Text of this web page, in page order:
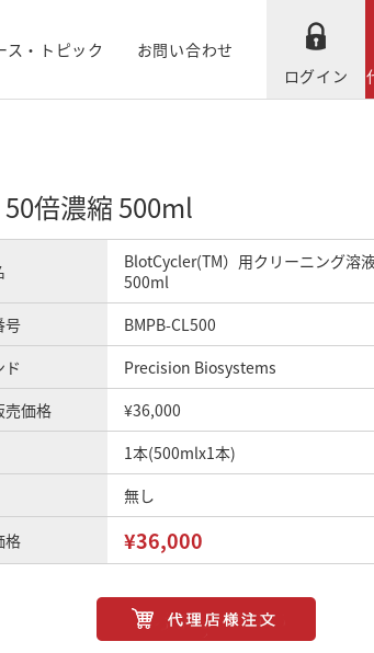
ス・トピック
お問い合わせ
ログイン
倍濃縮 500ml
BlotCycler(TM）用クリーニング溶
500ml
号
BMPB-CL500
ド
Precision Biosystems
売価格
¥36,000
1本(500mlx1本)
無し
格 ¥36,000